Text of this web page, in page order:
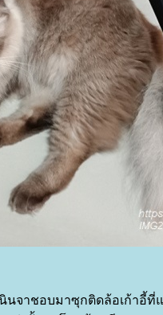
จาชอบมาซุกติดล้อเก้าอี้ที่